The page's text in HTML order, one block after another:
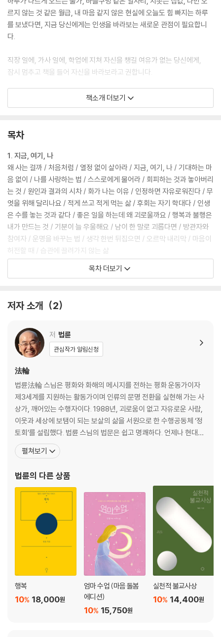
르지 않는 것 같은 월급, 내 마음 같지 않은 현실에 오늘도 힘 빠지는 하루
를 보냈다면, 지금 당신에게는 인생을 바라보는 새로운 관점이 필요합니
다.
직장 일에, 가사 일에, 학업에 지쳐 자신을 챙길 여유가 없는 당신에게,
잠시 멈추고 책을 들어 자신을 바라보라고 권합니다.
우울하고 불안한 마음을 잠재우려 책(힐링 에세이)을 들어보기도 하고,
어디서 들어본 좋은 말(인생에 도움 되는 명언)도 다시 찾아보지만,
법륜스님의 명쾌한 해법이 담긴 『지금 이대로 좋다!』를 추천합니다.
얼핏 들으면 당연한 소리 같지만, 다시 한 번 곱씹어보면 지금 나에게 꼭 필
요한 이야기들. 이제 우리 삶의 진솔한 고민들이 담긴 목소리에 귀 기울여
보세요.
『지금 이대로 좋다』에는 우리 삶의 고민들이 담겨 있습니다.
각자의 문제를 이야기 하지만, 어쩌면 나의 이야기일지도 모르는 질문에
대해 생각해보는 시간을 선물할 것입니다. 나를 돌아보고 문제의 본질을
고민하면서 진짜 내 모습은 어떤지, 진짜 문제는 무엇인지 새롭게 발견할
수 있습니다.
책소개 더보기
목차
1. 지금, 여기, 나
왜 사는 걸까 / 처음처럼 / 열정 없이 살아라 / 지금, 여기, 나 / 기대하는 마
음 없이 / 나를 사랑하는 법 / 스스로에게 물어라 / 회피하는 것과 놓아버리
는 것 / 원인과 결과의 시차 / 화가 나는 이유 / 인정하면 자유로워진다 / 무
엇을 위해 달리나요 / 적게 쓰고 적게 먹는 삶 / 후회는 자기 학대다 / 인생
은 수를 놓는 것과 같다 / 좋은 일을 하는데 왜 괴로울까요 / 행복과 불행은
내가 만드는 것 / 기분이 늘 우울해요 / 남이 한 말로 괴롭다면 / 방관자와
참여자 / 운명을 바꾸는 법 / 생각 한번 뒤집으면 / 오르막 내리막 / 마음이
허전할 때 / 습관에 끌려가지 않는 삶
사셨으면 좋겠어요 / 사람이 제일 어려워요 / 상대의 말투 때문에 상처받
어요 / 남 탓할 필요 없다 / 불안은 어디에서 오는가 / 이 정도면 괜찮다 /
장님과 코끼리 / 생각보다 행동으로 / 자아실현 / 무심히 보라 / 스펙보다
경험 / 불편한 동료 / 좋은 인연 나쁜 인연 / 인간관계가 오래가지 못합니다
/ 1년은 견뎌라 / 인생의 무게 / 마음은 변하는 게 당연하다
3. 항상 옳은 것이란 없다
본래 괴로울 일이 없어요 / 허상과 실상 / 능력을 인정받고 싶을 때 / 진정
한 배려 / 부모님께는 다만 감사할 뿐입니다 / 자존감을 회복하려면 / 내 인
생의 황금기 / 깨달음에 걸리는 시간 / 욕망이라는 불덩이 / 욕구는 장작불
/ 나의 기쁨은 누군가의 희생 / 남들 앞에 서는 게 두려워요 / 일과 재미 /
은 괜찮지만, 차별은 안 돼요 / 착한 척하느라 괴로워요 / 화단에 핀 꽃 / 특
별한 날을 쫓는 당신 / 세상을 굴리는 자 / 마음의 면역력을 키우는 법
4. 꽃처럼 예쁘다
오늘도 살아 있네 / 대가를 바라지 않는 삶 / 남의 말에 흔들리지 말라 / 어
떤 선택 / 실패해도 괜찮아요 / 착한 사람이 무서운 이유 / 인도에서 만난
여인 / 지난 상처로 괴로운가요 / 겸손하고 당당하게 / 한평생 죽도록 일만
하다 갈래요? / 인간은 본래 이기적이다 / 있는 그대로의 나 / 외로운가요?
/ 열등감과 우월감 / 죽음이 두려워요 / 온전한 나를 만나는 길 / 감정조절
이 잘 안돼요 / 마음의 봄 / 좋은 인연을 만나고 싶은데 / 부모를 닮은 내 모
습이 싫어요 / 완벽한 결혼은 없다 / 나의 꿈
목차 더보기
저자 소개 2
저 법륜
관심작가 알림신청
法輪
법륜法輪 스님은 평화와 화해의 메시지를 전하는 평화 운동가이자
제3세계를 지원하는 활동가이며 인류의 문명 전환을 실현해 가는 사
상가, 깨어있는 수행자이다. 1988년, 괴로움이 없고 자유로운 사람,
이웃과 세상에 보탬이 되는 보살의 삶을 서원으로 한 수행공동체 ‘정
토회’를 설립했다. 법륜 스님의 법문은 쉽고 명쾌하다. 언제나 현대인
의 눈높이에 맞추어 깨달음과 수행을 이야기 한다. 법륜 스님의 말과
글은 빙 돌려 말하지 않고 군더더기 없이 근본을 직시한다. 밖을 향해
스님을 만나면 스님의 지혜와 직관, 통찰의 힘으
펼쳐보기
법륜의 다른 상품
행복
18,000원
10%
엄마 수업 (마음 돌봄
에디션)
15,750원
10%
실천적 불교사상
14,400원
10%